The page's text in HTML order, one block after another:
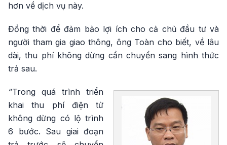
hơn về dịch vụ này.
Đồng thời để đảm bảo lợi ích cho cả chủ đầu tư và
người tham gia giao thông, ông Toàn cho biết, về lâu
dài, thu phí không dừng cần chuyển sang hình thức
trả sau.
“Trong quá trình triển
khai thu phí điện tử
không dừng có lộ trình
6 bước. Sau giai đoạn